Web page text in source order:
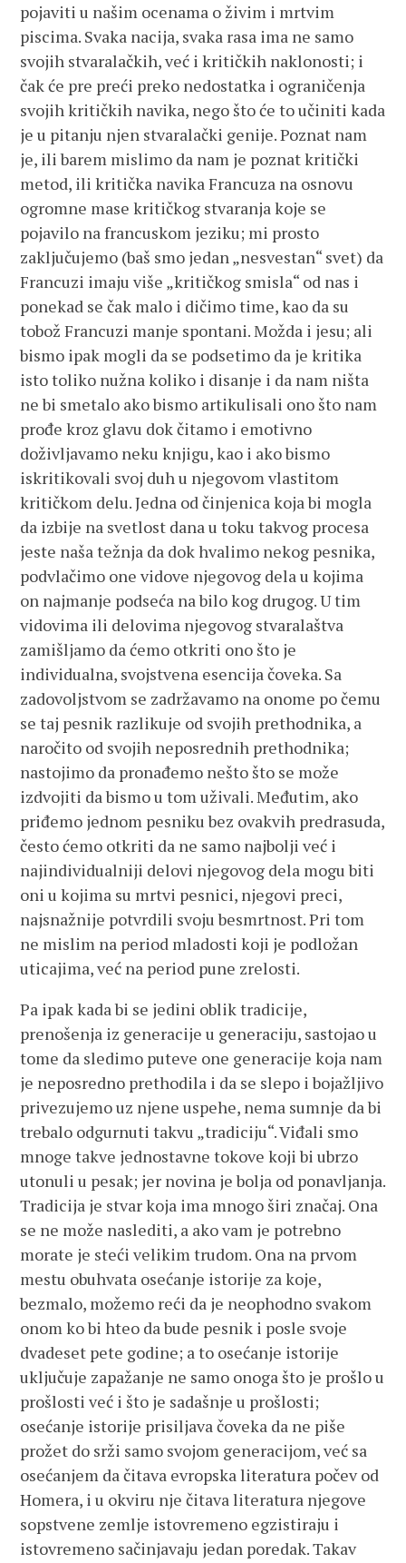
pojaviti u našim ocenama o živim i mrtvim
piscima. Svaka nacija, svaka rasa ima ne samo
svojih stvaralačkih, već i kritičkih naklonosti; i
čak će pre preći preko nedostatka i ograničenja
svojih kritičkih navika, nego što će to učiniti kada
je u pitanju njen stvaralački genije. Poznat nam
je, ili barem mislimo da nam je poznat kritički
metod, ili kritička navika Francuza na osnovu
ogromne mase kritičkog stvaranja koje se
pojavilo na francuskom jeziku; mi prosto
zaključujemo (baš smo jedan „nesvestan“ svet) da
Francuzi imaju više „kritičkog smisla“ od nas i
ponekad se čak malo i dičimo time, kao da su
tobož Francuzi manje spontani. Možda i jesu; ali
bismo ipak mogli da se podsetimo da je kritika
isto toliko nužna koliko i disanje i da nam ništa
ne bi smetalo ako bismo artikulisali ono što nam
prođe kroz glavu dok čitamo i emotivno
doživljavamo neku knjigu, kao i ako bismo
iskritikovali svoj duh u njegovom vlastitom
kritičkom delu. Jedna od činjenica koja bi mogla
da izbije na svetlost dana u toku takvog procesa
jeste naša težnja da dok hvalimo nekog pesnika,
podvlačimo one vidove njegovog dela u kojima
on najmanje podseća na bilo kog drugog. U tim
vidovima ili delovima njegovog stvaralaštva
zamišljamo da ćemo otkriti ono što je
individualna, svojstvena esencija čoveka. Sa
zadovoljstvom se zadržavamo na onome po čemu
se taj pesnik razlikuje od svojih prethodnika, a
naročito od svojih neposrednih prethodnika;
nastojimo da pronađemo nešto što se može
izdvojiti da bismo u tom uživali. Međutim, ako
priđemo jednom pesniku bez ovakvih predrasuda,
često ćemo otkriti da ne samo najbolji već i
najindividualniji delovi njegovog dela mogu biti
oni u kojima su mrtvi pesnici, njegovi preci,
najsnažnije potvrdili svoju besmrtnost. Pri tom
ne mislim na period mladosti koji je podložan
uticajima, već na period pune zrelosti.
Pa ipak kada bi se jedini oblik tradicije,
prenošenja iz generacije u generaciju, sastojao u
tome da sledimo puteve one generacije koja nam
je neposredno prethodila i da se slepo i bojažljivo
privezujemo uz njene uspehe, nema sumnje da bi
trebalo odgurnuti takvu „tradiciju“. Viđali smo
mnoge takve jednostavne tokove koji bi ubrzo
utonuli u pesak; jer novina je bolja od ponavljanja.
Tradicija je stvar koja ima mnogo širi značaj. Ona
se ne može naslediti, a ako vam je potrebno
morate je steći velikim trudom. Ona na prvom
mestu obuhvata osećanje istorije za koje,
bezmalo, možemo reći da je neophodno svakom
onom ko bi hteo da bude pesnik i posle svoje
dvadeset pete godine; a to osećanje istorije
uključuje zapažanje ne samo onoga što je prošlo u
prošlosti već i što je sadašnje u prošlosti;
osećanje istorije prisiljava čoveka da ne piše
prožet do srži samo svojom generacijom, već sa
osećanjem da čitava evropska literatura počev od
Homera, i u okviru nje čitava literatura njegove
sopstvene zemlje istovremeno egzistiraju i
istovremeno sačinjavaju jedan poredak. Takav